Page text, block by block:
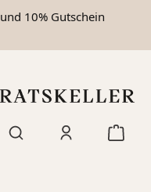
und 10% Gutschein